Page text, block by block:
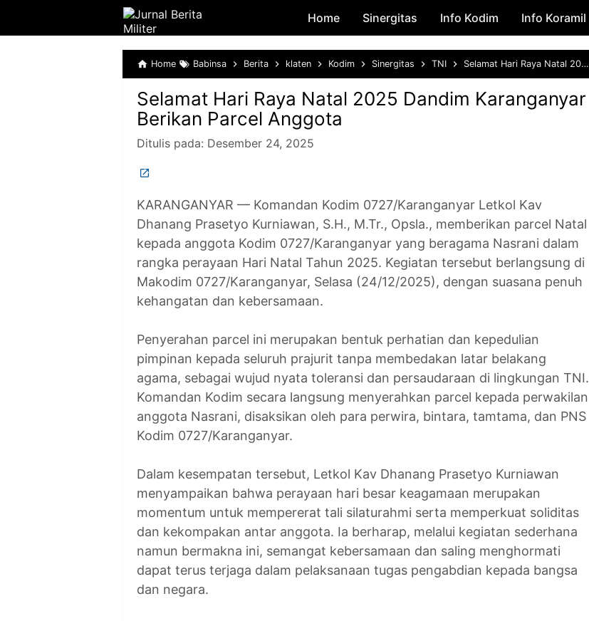
Skip to main content
Home Sinergitas Info Kodim Info Koramil
Home Babinsa Berita klaten Kodim Sinergitas TNI Selamat Hari Raya Natal 2025 Dandim Karanganyar Berikan Parcel Anggota
Selamat Hari Raya Natal 2025 Dandim Karanganyar
Berikan Parcel Anggota
Ditulis pada: Desember 24, 2025
KARANGANYAR — Komandan Kodim 0727/Karanganyar Letkol Kav
Dhanang Prasetyo Kurniawan, S.H., M.Tr., Opsla., memberikan parcel Natal
kepada anggota Kodim 0727/Karanganyar yang beragama Nasrani dalam
rangka perayaan Hari Natal Tahun 2025. Kegiatan tersebut berlangsung di
Makodim 0727/Karanganyar, Selasa (24/12/2025), dengan suasana penuh
kehangatan dan kebersamaan.
Penyerahan parcel ini merupakan bentuk perhatian dan kepedulian
pimpinan kepada seluruh prajurit tanpa membedakan latar belakang
agama, sebagai wujud nyata toleransi dan persaudaraan di lingkungan TNI.
Komandan Kodim secara langsung menyerahkan parcel kepada perwakilan
anggota Nasrani, disaksikan oleh para perwira, bintara, tamtama, dan PNS
Kodim 0727/Karanganyar.
Dalam kesempatan tersebut, Letkol Kav Dhanang Prasetyo Kurniawan
menyampaikan bahwa perayaan hari besar keagamaan merupakan
momentum untuk mempererat tali silaturahmi serta memperkuat soliditas
dan kekompakan antar anggota. Ia berharap, melalui kegiatan sederhana
namun bermakna ini, semangat kebersamaan dan saling menghormati
dapat terus terjaga dalam pelaksanaan tugas pengabdian kepada bangsa
dan negara.